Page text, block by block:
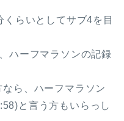
らいとしてサブ4を目
ハーフマラソンの記録
ら、ハーフマラソン
と言う方もいらっし